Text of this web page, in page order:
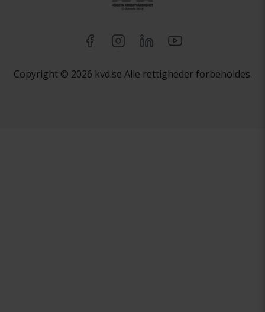
Copyright © 2026 kvd.se Alle rettigheder forbeholdes.